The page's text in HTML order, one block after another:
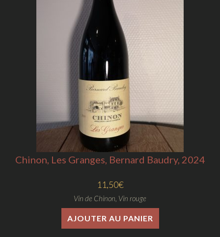
Chinon, Les Granges, Bernard Baudry, 2024
11,50€
Vin de Chinon Vin rouge
AJOUTER AU PANIER